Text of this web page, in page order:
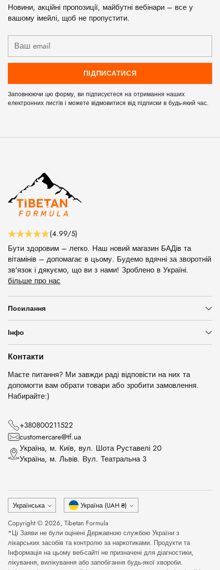
Новини, акційні пропозиції, майбутні вебінари – все у
вашому імейлі, щоб не пропустити.
Ваш
email
ПІДПИСАТИСЯ
Заповнюючи цю форму, ви підписуєтеся на отримання наших
електронних листів і можете відмовитися від підписки в будь-який час.
(4.99/5)
Бути здоровим – легко. Наш новий магазин БАДів та
вітамінів – допомагає в цьому. Будемо вдячні за зворотній
зв'язок і дякуємо, що ви з нами! Зроблено в Україні.
більше про нас
Посилання
Інфо
Контакти
Маєте питання? Ми завжди раді відповісти на них та
допомогти вам обрати товари або зробити замовлення.
Набирайте:)
+380800211522
customercare@tf.ua
Українa, м. Київ, вул. Шота Руставелі 20
Українa, м. Львів. Вул. Театральна 3
Мова
Українська Валюта
Україна (UAH ₴)
Copyright © 2026, Tibetan Formula
*Ці Заяви не були оцінені Державною службою України з
лікарських засобів та контролю за наркотиками. Продукти та
Інформація на цьому веб-сайті не призначені для діагностики,
лікування, вилікування або запобігання будь-якої хвороби.